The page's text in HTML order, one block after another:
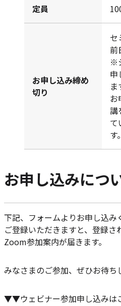
定員
お申し込み締め
切り
セ
前
※
申
お
講
て
す。
お申し込みにつ
下記、フォームよりお申し込み
ご登録いただきますと、登録さ
Zoom参加案内が届きます。
みなさまのご参加、ぜひお待ち
▼▼ウェビナー参加申し込み